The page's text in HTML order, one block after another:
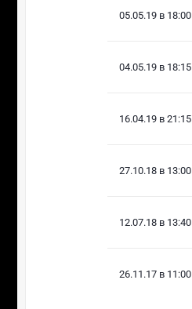
05.05.19 в 18:00
04.05.19 в 18:15
16.04.19 в 21:15
27.10.18 в 13:00
12.07.18 в 13:40
26.11.17 в 11:00